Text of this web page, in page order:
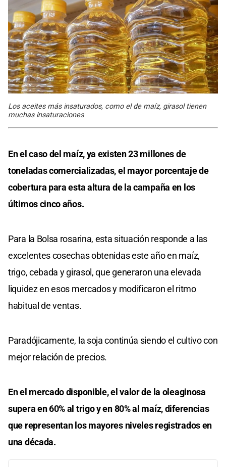
Los aceites más insaturados, como el de maíz, girasol tienen
muchas insaturaciones
En el caso del maíz, ya existen 23 millones de
toneladas comercializadas, el mayor porcentaje de
cobertura para esta altura de la campaña en los
últimos cinco años.
Para la Bolsa rosarina, esta situación responde a las
excelentes cosechas obtenidas este año en maíz,
trigo, cebada y girasol, que generaron una elevada
liquidez en esos mercados y modificaron el ritmo
habitual de ventas.
Paradójicamente, la soja continúa siendo el cultivo con
mejor relación de precios.
En el mercado disponible, el valor de la oleaginosa
supera en 60% al trigo y en 80% al maíz, diferencias
que representan los mayores niveles registrados en
una década.